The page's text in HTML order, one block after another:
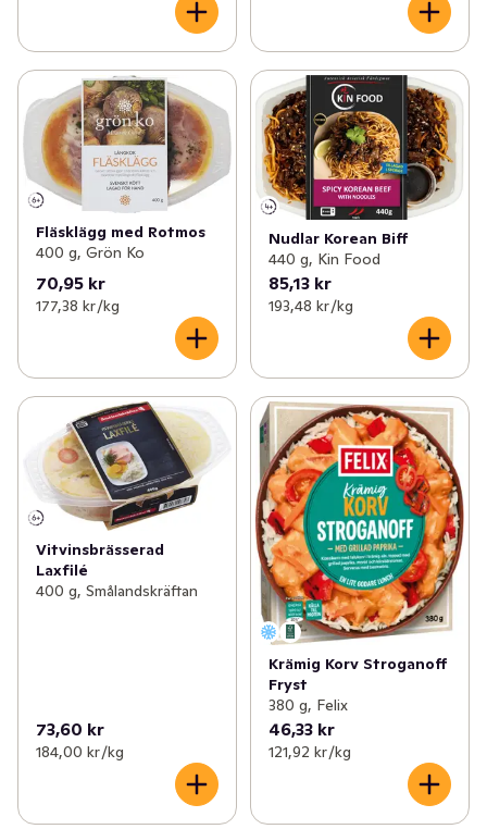
Fläsklägg med Rotmos
400 g, Grön Ko
70,95 kr
177,38 kr /kg
Nudlar Korean Biff
440 g, Kin Food
85,13 kr
193,48 kr /kg
Vitvinsbrässerad
Laxfilé
400 g, Smålandskräftan
73,60 kr
184,00 kr /kg
Krämig Korv Stroganoff
Fryst
380 g, Felix
46,33 kr
121,92 kr /kg